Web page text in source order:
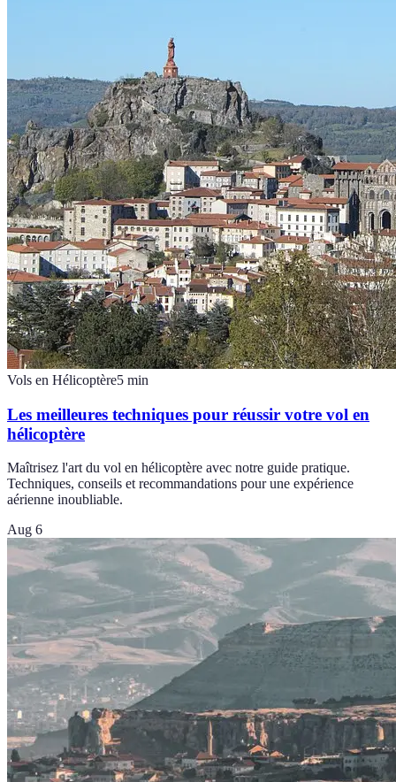
Vols en Hélicoptère5 min
Les meilleures techniques pour réussir votre vol en
hélicoptère
Maîtrisez l'art du vol en hélicoptère avec notre guide pratique.
Techniques, conseils et recommandations pour une expérience
aérienne inoubliable.
Aug 6